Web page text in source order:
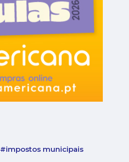
#impostos municipais